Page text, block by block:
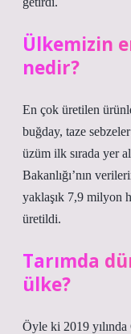
Ülkemizin
nedir?
En çok üretilen
buğday, taze
üzüm ilk sırada yer
Bakanlığı’nın
yaklaşık 7,9 milyon
üretildi.
Tarımda
ülke?
Öyle ki 2019